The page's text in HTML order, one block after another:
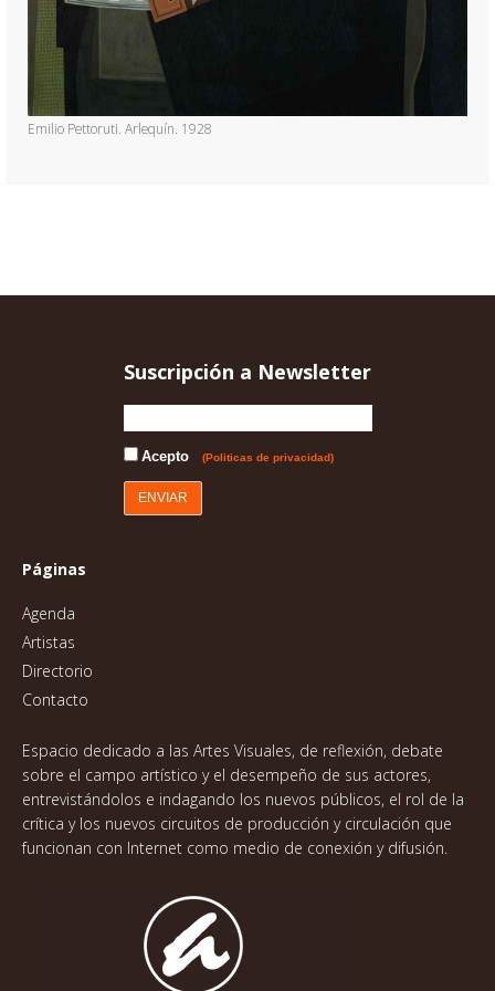
Emilio Pettoruti. Arlequín. 1928
Suscripción a Newsletter
Acepto (Politicas de privacidad)
Páginas
Agenda
Artistas
Directorio
Contacto
Espacio dedicado a las Artes Visuales, de reflexión, debate
sobre el campo artístico y el desempeño de sus actores,
entrevistándolos e indagando los nuevos públicos, el rol de la
crítica y los nuevos circuitos de producción y circulación que
funcionan con Internet como medio de conexión y difusión.